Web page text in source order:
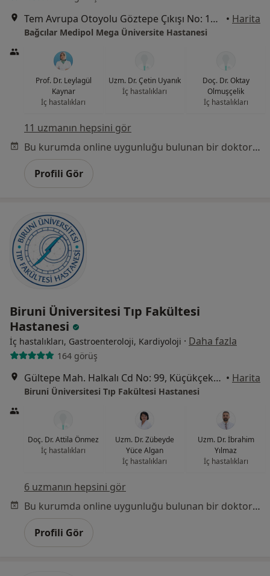
Tem Avrupa Otoyolu Göztepe Çıkışı No: 1Bağcılar, İstanbul • Harita
Bağcılar Medipol Mega Üniversite Hastanesi
Prof. Dr. Leylagül
Kaynar
İç hastalıkları
Uzm. Dr. Çetin Uyanık
İç hastalıkları
Doç. Dr. Oktay
Olmuşçelik
İç hastalıkları
11 uzmanın hepsini gör
Bu kurumda online uygunluğu bulunan bir doktor veya uzman bulunamadı
Profili Gör
Biruni Üniversitesi Tıp Fakültesi
Hastanesi
İç hastalıkları, Gastroenteroloji, Kardiyoloji · Daha fazla
164 görüş
Gültepe Mah. Halkalı Cd No: 99, Küçükçekmece • Harita
Biruni Üniversitesi Tıp Fakültesi Hastanesi
Doç. Dr. Attila Önmez
İç hastalıkları
Uzm. Dr. Zübeyde
Yüce Algan
İç hastalıkları
Uzm. Dr. İbrahim
Yılmaz
İç hastalıkları
6 uzmanın hepsini gör
Bu kurumda online uygunluğu bulunan bir doktor veya uzman bulunamadı
Profili Gör